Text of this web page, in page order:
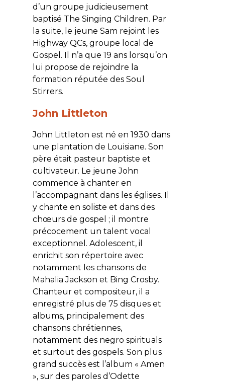
d’un groupe judicieusement
baptisé The Singing Children. Par
la suite, le jeune Sam rejoint les
Highway QCs, groupe local de
Gospel. Il n’a que 19 ans lorsqu’on
lui propose de rejoindre la
formation réputée des Soul
Stirrers.
John Littleton
John Littleton est né en 1930 dans
une plantation de Louisiane. Son
père était pasteur baptiste et
cultivateur. Le jeune John
commence à chanter en
l’accompagnant dans les églises. Il
y chante en soliste et dans des
chœurs de gospel ; il montre
précocement un talent vocal
exceptionnel. Adolescent, il
enrichit son répertoire avec
notamment les chansons de
Mahalia Jackson et Bing Crosby.
Chanteur et compositeur, il a
enregistré plus de 75 disques et
albums, principalement des
chansons chrétiennes,
notamment des negro spirituals
et surtout des gospels. Son plus
grand succès est l’album « Amen
», sur des paroles d’Odette